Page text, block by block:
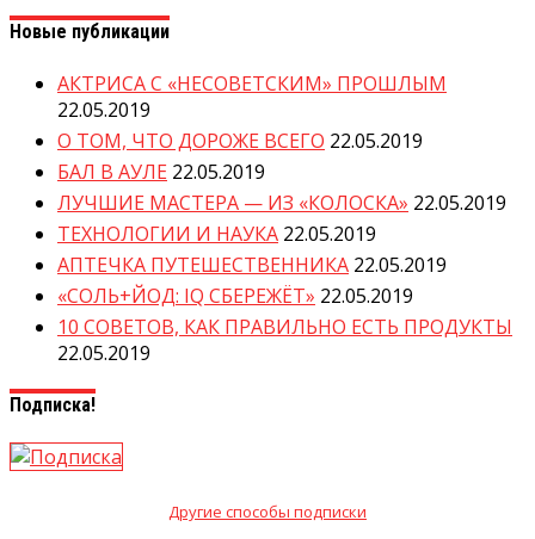
Новые публикации
АКТРИСА С «НЕСОВЕТСКИМ» ПРОШЛЫМ
22.05.2019
О ТОМ, ЧТО ДОРОЖЕ ВСЕГО 22.05.2019
БАЛ В АУЛЕ 22.05.2019
ЛУЧШИЕ МАСТЕРА — ИЗ «КОЛОСКА» 22.05.2019
ТЕХНОЛОГИИ И НАУКА 22.05.2019
АПТЕЧКА ПУТЕШЕСТВЕННИКА 22.05.2019
«СОЛЬ+ЙОД: IQ СБЕРЕЖЁТ» 22.05.2019
10 СОВЕТОВ, КАК ПРАВИЛЬНО ЕСТЬ ПРОДУКТЫ
22.05.2019
Подписка!
Другие способы подписки